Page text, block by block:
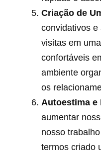
Criação de
convidativos e
visitas em
confortáveis
ambiente
os
Autoestima e
aumentar
nosso
termos criado